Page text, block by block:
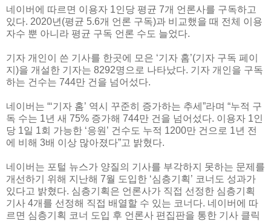
네이버에 따르면 이용자 1인당 평균 7개 언론사를 구독하고
있다. 2020년(평균 5.6개 언론 구독)과 비교했을 때 전체 이용
자수 뿐 아니라 평균 구독 언론 수도 늘었다.
기자 개인이 쓴 기사를 한곳에 모은 ‘기자 홈’(기자 구독 페이
지)을 개설한 기자는 8292명으로 나타났다. 기자 개인을 구독
하는 건수는 744만 건을 넘어섰다.
네이버는 “‘기자 홈’ 역시 꾸준히 증가하는 추세”라며 “누적 구
독 수는 1년 새 75% 증가해 744만 건을 넘어섰다. 이용자 1인
당 1일 1회 가능한 ‘응원’ 건수도 누적 1200만 건으로 1년 전
에 비해 3배 이상 많아졌다”고 밝혔다.
네이버는 포털 뉴스가 양질의 기사를 부각하지 못하는 문제를
개선하기 위해 지난해 7월 도입한 ‘심층기획’ 코너도 성과가
있다고 밝혔다. 심층기획은 언론사가 직접 선정한 심층기획
기사 4개를 선정해 직접 배열할 수 있는 코너다. 네이버에 따
르면 심층기획 코너 도입 후 언론사 편집판을 통한 기사 클릭